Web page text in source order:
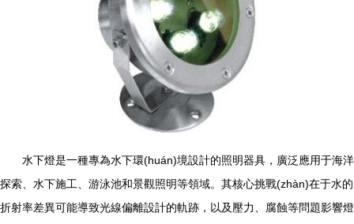
水下燈是一種專為水下環(huán)境設計的照明器具，廣泛應用于海洋
探索、水下施工、游泳池和景觀照明等領域。其核心挑戰(zhàn)在于水的
折射率差異可能導致光線偏離設計的軌跡，以及壓力、腐蝕等問題影響燈